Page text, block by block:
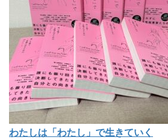
わたしは「わたし」で生きていく